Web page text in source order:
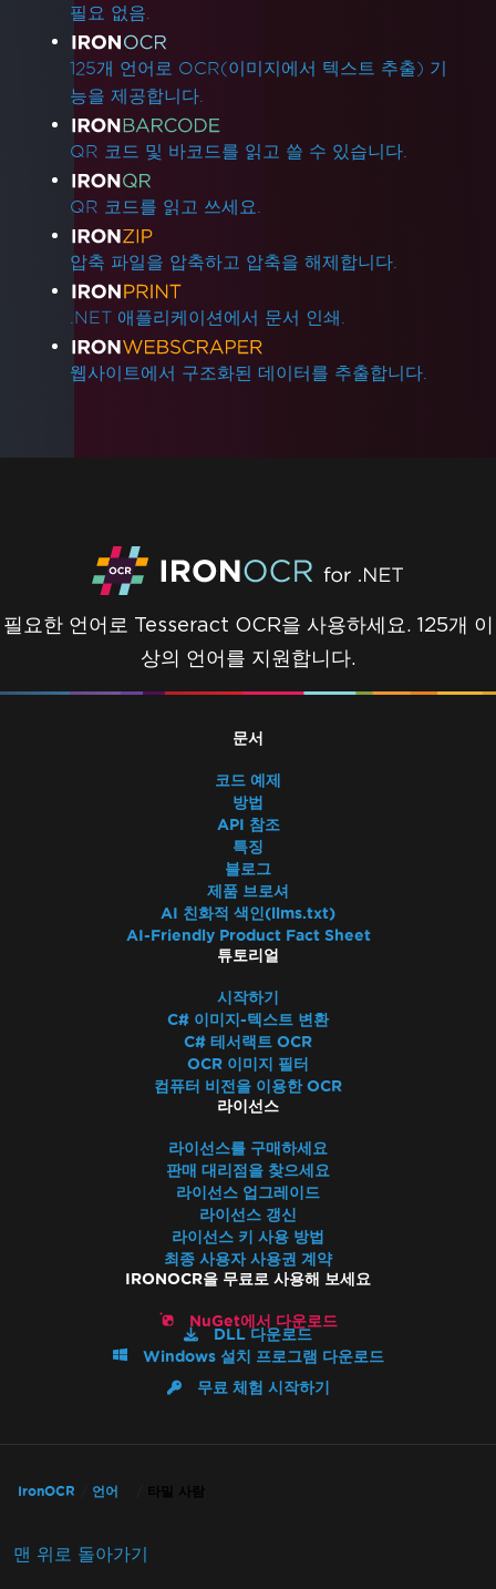
필요 없음.
125개 언어로 OCR(이미지에서 텍스트 추출) 기
능을 제공합니다.
QR 코드 및 바코드를 읽고 쓸 수 있습니다.
QR 코드를 읽고 쓰세요.
압축 파일을 압축하고 압축을 해제합니다.
.NET 애플리케이션에서 문서 인쇄.
웹사이트에서 구조화된 데이터를 추출합니다.
필요한 언어로 Tesseract OCR을 사용하세요. 125개 이
상의 언어를 지원합니다.
문서
코드 예제
방법
API 참조
특징
블로그
제품 브로셔
AI 친화적 색인(llms.txt)
AI-Friendly Product Fact Sheet
튜토리얼
시작하기
C# 이미지-텍스트 변환
C# 테서랙트 OCR
OCR 이미지 필터
컴퓨터 비전을 이용한 OCR
라이선스
라이선스를 구매하세요
판매 대리점을 찾으세요
라이선스 업그레이드
라이선스 갱신
라이선스 키 사용 방법
최종 사용자 사용권 계약
IRONOCR을 무료로 사용해 보세요
NuGet에서 다운로드
DLL 다운로드
Windows 설치 프로그램 다운로드
무료 체험 시작하기
IronOCR 언어 타밀 사람
맨 위로 돌아가기